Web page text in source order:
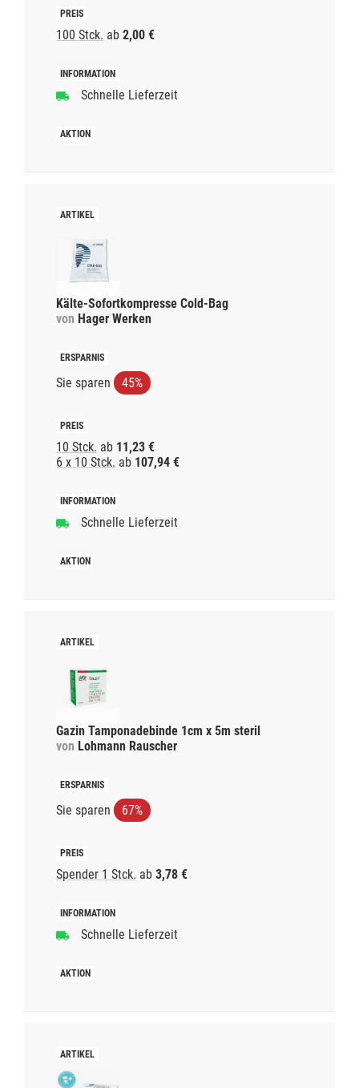
100 Stck. ab 2,00 €
Schnelle Lieferzeit
Kälte-Sofortkompresse Cold-Bag
von Hager Werken
Sie sparen 45%
10 Stck. ab 11,23 €
6 x 10 Stck. ab 107,94 €
Schnelle Lieferzeit
Gazin Tamponadebinde 1cm x 5m steril
von Lohmann Rauscher
Sie sparen 67%
Spender 1 Stck. ab 3,78 €
Schnelle Lieferzeit